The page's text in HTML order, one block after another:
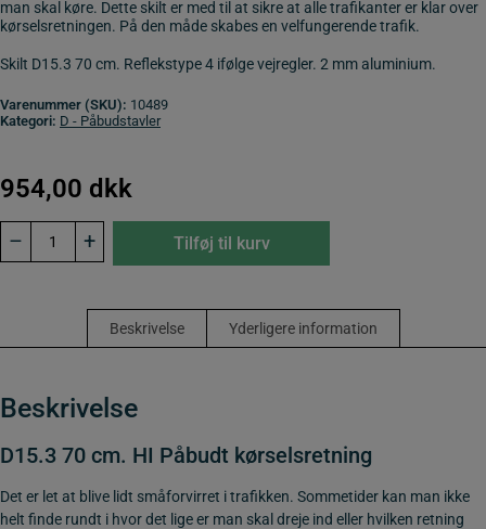
man skal køre. Dette skilt er med til at sikre at alle trafikanter er klar over
kørselsretningen. På den måde skabes en velfungerende trafik.
Skilt D15.3 70 cm. Reflekstype 4 ifølge vejregler. 2 mm aluminium.
Varenummer (SKU): 10489
Kategori: D - Påbudstavler
954,00 dkk
–
D15.3
70
cm.
+ Tilføj til kurv
Beskrivelse Yderligere information
Beskrivelse
D15.3 70 cm. HI Påbudt kørselsretning
Det er let at blive lidt småforvirret i trafikken. Sommetider kan man ikke
helt finde rundt i hvor det lige er man skal dreje ind eller hvilken retning